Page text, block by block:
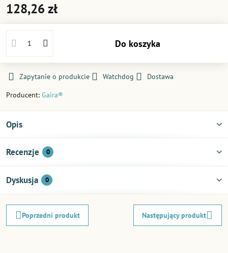
128,26 zł
Do koszyka
Zapytanie o produkcie Watchdog
Dostawa
Producent: Gaira®
Opis
Recenzje 0
Dyskusja 0
Poprzedni produkt Następujący produkt